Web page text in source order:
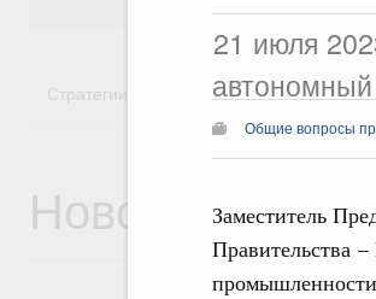
21 июля
Общие вопросы
Заместитель
Правительства
Стратегии Государственные
Новости